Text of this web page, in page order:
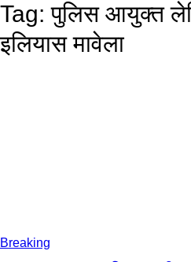
Tag:पुलिस आयुक्त
इलियास मावेला
Breaking